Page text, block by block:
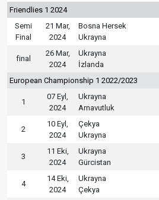
Friendlies 1 2024
Semi
Final
21 Mar,
2024
Bosna Hersek
Ukrayna
final
26 Mar,
2024
Ukrayna
İzlanda
European Championship 1 2022/2023
1
07 Eyl,
2024
Ukrayna
Arnavutluk
2
10 Eyl,
2024
Çekya
Ukrayna
3
11 Eki,
2024
Ukrayna
Gürcistan
4
14 Eki,
2024
Ukrayna
Çekya